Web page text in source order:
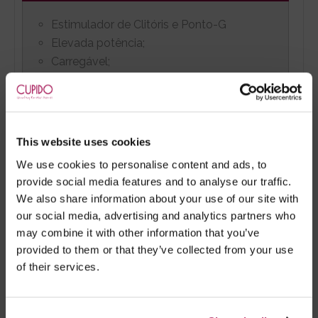
This website uses cookies
We use cookies to personalise content and ads, to
provide social media features and to analyse our traffic.
We also share information about your use of our site with
our social media, advertising and analytics partners who
may combine it with other information that you’ve
provided to them or that they’ve collected from your use
of their services.
Estimulador de Clitóris e Ponto-G
Elevada potência;
Carregável;
12 Modos de vibração;
2 anos de garantia.
OUTRAS CARACTERÍSTICAS
Nível sonoro baixo, < 68dB;
Bloqueio de viagem. Para ativar e
desativar, deve pressionar o botão + e -
durante 3 segundos.